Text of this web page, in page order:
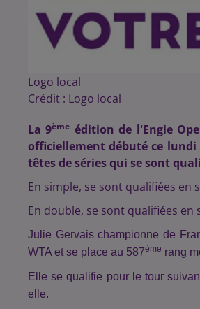
Logo local
Crédit : Logo local
La 9ème édition de l'Engie
officiellement débuté ce
têtes de séries qui se sont
En simple, se sont qualifiées en
En double, se sont qualifiées en
Julie Gervais championne de
WTA et se place au 587ème rang
Ellese qualifie pour le tour
elle.